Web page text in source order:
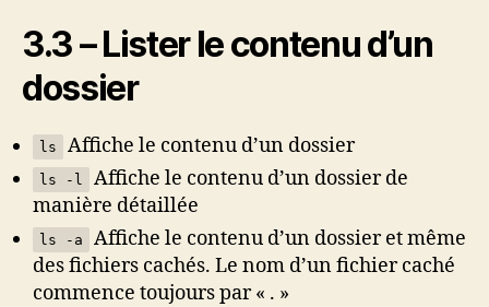
3.3 – Lister le contenu d’un
dossier
ls Affiche le contenu d’un dossier
ls -l
Affiche le contenu d’un dossier de
manière détaillée
ls -a
Affiche le contenu d’un dossier et même
des fichiers cachés. Le nom d’un fichier caché
commence toujours par « . »